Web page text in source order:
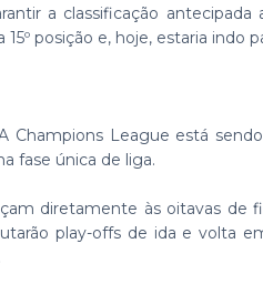
a classificação
posição e, hoje, estaria indo
Champions League está
fase única de liga.
diretamente às oitavas de
play-offs de ida e volta